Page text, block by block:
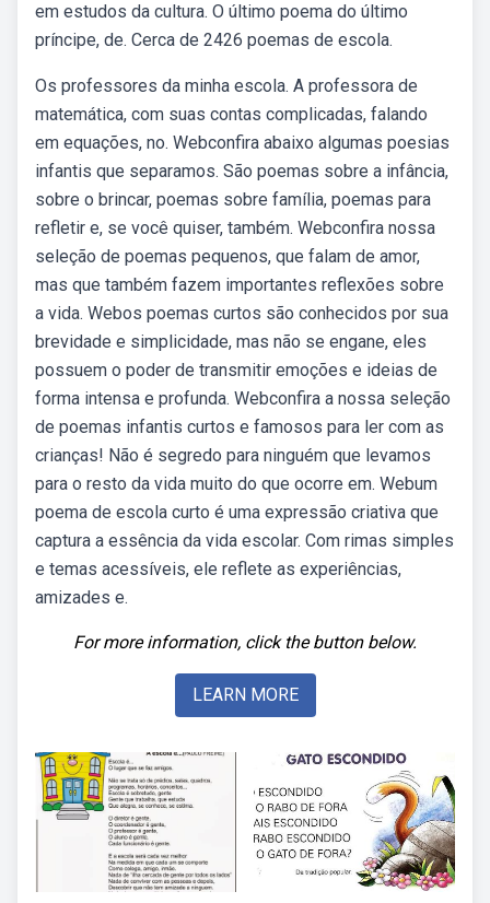
em estudos da cultura. O último poema do último
príncipe, de. Cerca de 2426 poemas de escola.
Os professores da minha escola. A professora de
matemática, com suas contas complicadas, falando
em equações, no. Webconfira abaixo algumas poesias
infantis que separamos. São poemas sobre a infância,
sobre o brincar, poemas sobre família, poemas para
refletir e, se você quiser, também. Webconfira nossa
seleção de poemas pequenos, que falam de amor,
mas que também fazem importantes reflexões sobre
a vida. Webos poemas curtos são conhecidos por sua
brevidade e simplicidade, mas não se engane, eles
possuem o poder de transmitir emoções e ideias de
forma intensa e profunda. Webconfira a nossa seleção
de poemas infantis curtos e famosos para ler com as
crianças! Não é segredo para ninguém que levamos
para o resto da vida muito do que ocorre em. Webum
poema de escola curto é uma expressão criativa que
captura a essência da vida escolar. Com rimas simples
e temas acessíveis, ele reflete as experiências,
amizades e.
For more information, click the button below.
LEARN MORE